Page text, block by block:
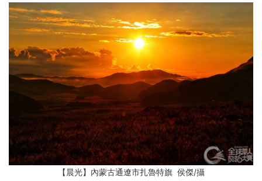
【晨光】內蒙古通遼市扎魯特旗 侯傑/攝